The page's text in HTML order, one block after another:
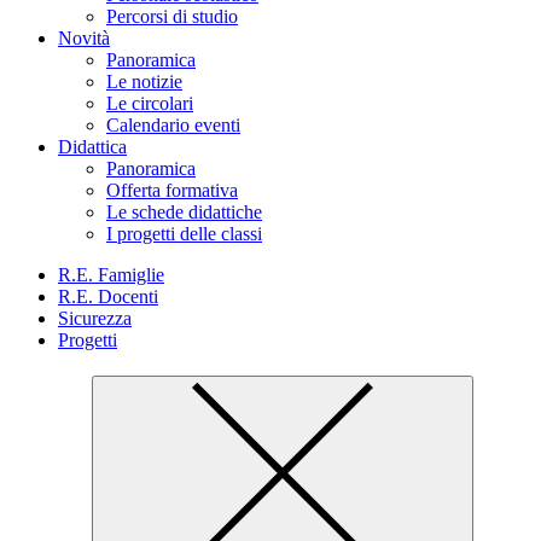
Percorsi di studio
Novità
Panoramica
Le notizie
Le circolari
Calendario eventi
Didattica
Panoramica
Offerta formativa
Le schede didattiche
I progetti delle classi
R.E. Famiglie
R.E. Docenti
Sicurezza
Progetti